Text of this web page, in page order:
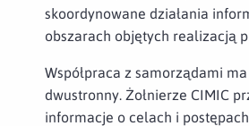
skoordynowane działania
obszarach objętych realizacją
Współpraca z samorządami
dwustronny. Żołnierze CIMIC
informacje o celach i